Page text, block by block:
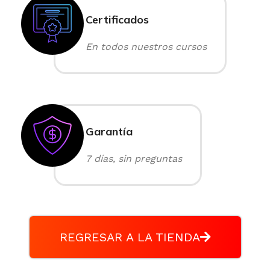
Certificados
En todos nuestros cursos
Garantía
7 días, sin preguntas
REGRESAR A LA TIENDA